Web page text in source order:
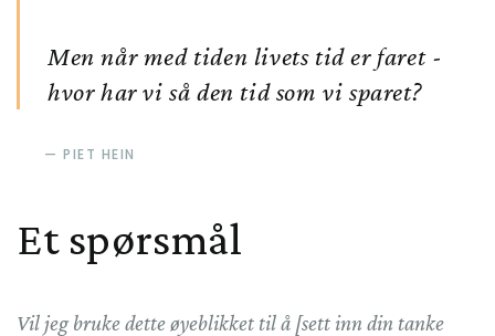
Men når med tiden livets tid er faret -
hvor har vi så den tid som vi sparet?
PIET HEIN
Et spørsmål
Vil jeg bruke dette øyeblikket til å [sett inn din tanke